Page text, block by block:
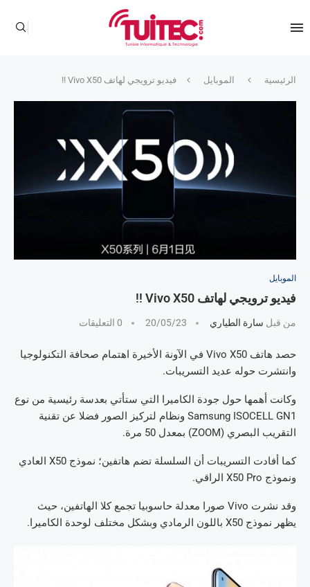
الرئيسية الموبايل فيديو ترويجي لهاتف Vivo X50 !!
الموبايل
فيديو ترويجي لهاتف Vivo X50 !!
من قبل سارة الطياري 20/05/23 0 التعليقات
حصد هاتف Vivo X50 في الآونة الأخيرة اهتمام صحافة التكنولوجيا
وانتشرت حوله عديد التسريبات.
وكانت أهمها حول جودة الكاميرا التي ستأتي بعدسة رئيسية من نوع
Samsung ISOCELL GN1 ونظام لتركيز الصور فضلا عن تقنية
التقريب البصري (ZOOM) بمعدل 50 مرة.
كما أفادت التسريبات أن السلسلة تضم هاتفين؛ نموذج X50 العادي
ونموذج X50 Pro الراقي.
وقد نشرت Vivo صورا معدلة حاسوبيا تجمع كلا الهاتفين، حيث
يظهر نموذج X50 باللون الرمادي وبشكل مختلف لوحدة الكاميرا.